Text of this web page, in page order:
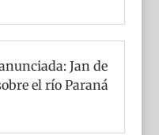
Jan de
el río Paraná